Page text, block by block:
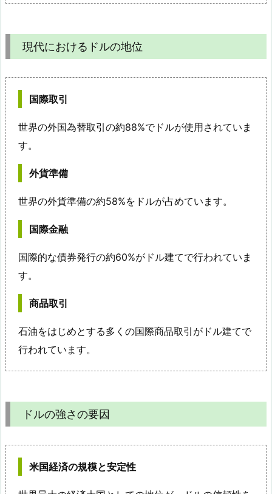
現代におけるドルの地位
国際取引
世界の外国為替取引の約88%でドルが使用されていま
す。
外貨準備
世界の外貨準備の約58%をドルが占めています。
国際金融
国際的な債券発行の約60%がドル建てで行われていま
す。
商品取引
石油をはじめとする多くの国際商品取引がドル建てで
行われています。
ドルの強さの要因
米国経済の規模と安定性